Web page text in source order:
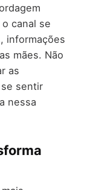
canal se
informações
mães. Não
as
sentir
nessa